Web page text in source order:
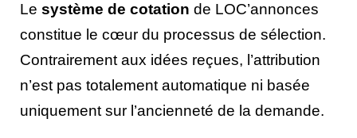
Le système de cotation de LOC’annonces
constitue le cœur du processus de sélection.
Contrairement aux idées reçues, l’attribution
n’est pas totalement automatique ni basée
uniquement sur l’ancienneté de la demande.